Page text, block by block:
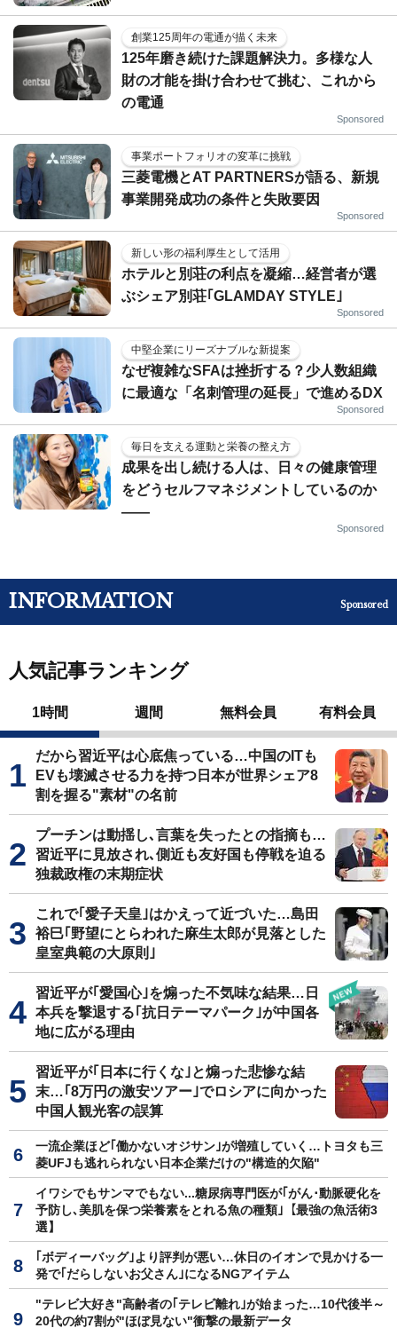
創業125周年の電通が描く未来
125年磨き続けた課題解決力。多様な人
財の才能を掛け合わせて挑む、これから
の電通
Sponsored
事業ポートフォリオの変革に挑戦
三菱電機とAT PARTNERSが語る、新規
事業開発成功の条件と失敗要因
Sponsored
新しい形の福利厚生として活用
ホテルと別荘の利点を凝縮…経営者が選
ぶシェア別荘｢GLAMDAY STYLE｣
Sponsored
中堅企業にリーズナブルな新提案
なぜ複雑なSFAは挫折する？少人数組織
に最適な「名刺管理の延長」で進めるDX
Sponsored
毎日を支える運動と栄養の整え方
成果を出し続ける人は、日々の健康管理
をどうセルフマネジメントしているのか
——
Sponsored
INFORMATION Sponsored
人気記事ランキング
1時間 週間 無料会員 有料会員
だから習近平は心底焦っている…中国のITも
EVも壊滅させる力を持つ日本が世界シェア8
割を握る"素材"の名前
プーチンは動揺し､言葉を失ったとの指摘も…
習近平に見放され､側近も友好国も停戦を迫る
独裁政権の末期症状
これで｢愛子天皇｣はかえって近づいた…島田
裕巳｢野望にとらわれた麻生太郎が見落とした
皇室典範の大原則｣
習近平が｢愛国心｣を煽った不気味な結果…日
本兵を撃退する｢抗日テーマパーク｣が中国各
地に広がる理由
習近平が｢日本に行くな｣と煽った悲惨な結
末…｢8万円の激安ツアー｣でロシアに向かった
中国人観光客の誤算
一流企業ほど｢働かないオジサン｣が増殖していく…トヨタも三
菱UFJも逃れられない日本企業だけの"構造的欠陥"
イワシでもサンマでもない...糖尿病専門医が｢がん･動脈硬化を
予防し､美肌を保つ栄養素をとれる魚の種類｣【最強の魚活術3
選】
｢ボディーバッグ｣より評判が悪い…休日のイオンで見かける一
発で｢だらしないお父さん｣になるNGアイテム
"テレビ大好き"高齢者の｢テレビ離れ｣が始まった…10代後半～
20代の約7割が"ほぼ見ない"衝撃の最新データ